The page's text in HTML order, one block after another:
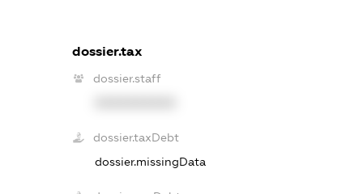
dossier.tax
dossier.staff
dossier.taxDebt
dossier.missingData